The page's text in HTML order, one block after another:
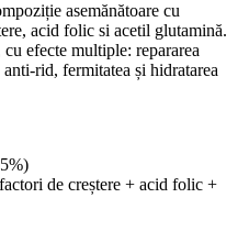
asemănătoare cu
acid folic si acetil glutamină.
efecte multiple: repararea
rid, fermitatea și hidratarea
de creștere + acid folic +